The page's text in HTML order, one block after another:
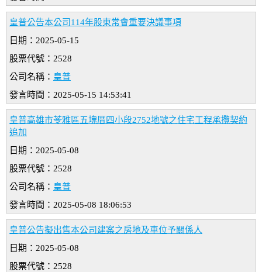
皇普公告本公司114年股東常會重要決議事項
日期：2025-05-15
股票代號：2528
公司名稱： 皇普
發言時間：2025-05-15 14:53:41
皇普高雄市苓雅區五塊厝四小段2752地號之住宅工程承攬契約
追加
日期：2025-05-08
股票代號：2528
公司名稱： 皇普
發言時間：2025-05-08 18:06:53
皇普公告擬出售本公司建案之房地及車位予關係人
日期：2025-05-08
股票代號：2528